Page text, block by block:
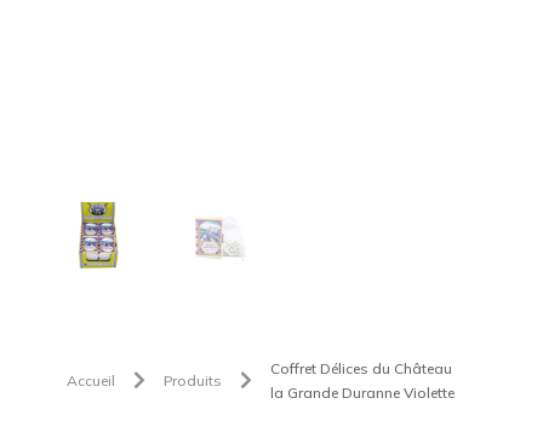
Accueil  Produits 
Coffret Délices du Château
la Grande Duranne Violette